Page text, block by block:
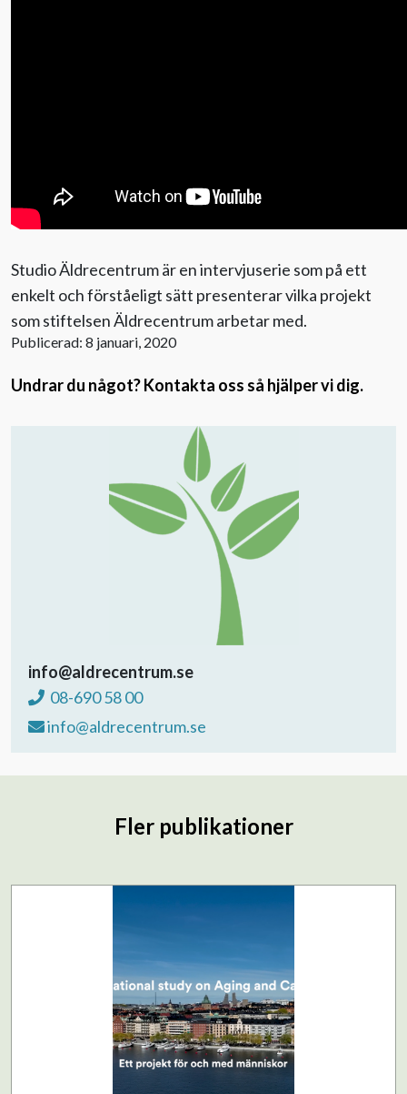
Studio Äldrecentrum är en intervjuserie som på ett
enkelt och förståeligt sätt presenterar vilka projekt
som stiftelsen Äldrecentrum arbetar med.
Publicerad: 8 januari, 2020
Undrar du något? Kontakta oss så hjälper vi dig.
info@aldrecentrum.se
08-690 58 00
info@aldrecentrum.se
Fler publikationer